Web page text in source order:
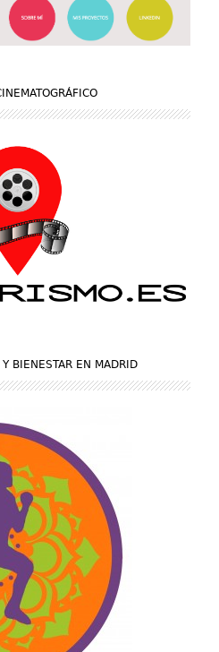
BIENESTAR EN MADRID